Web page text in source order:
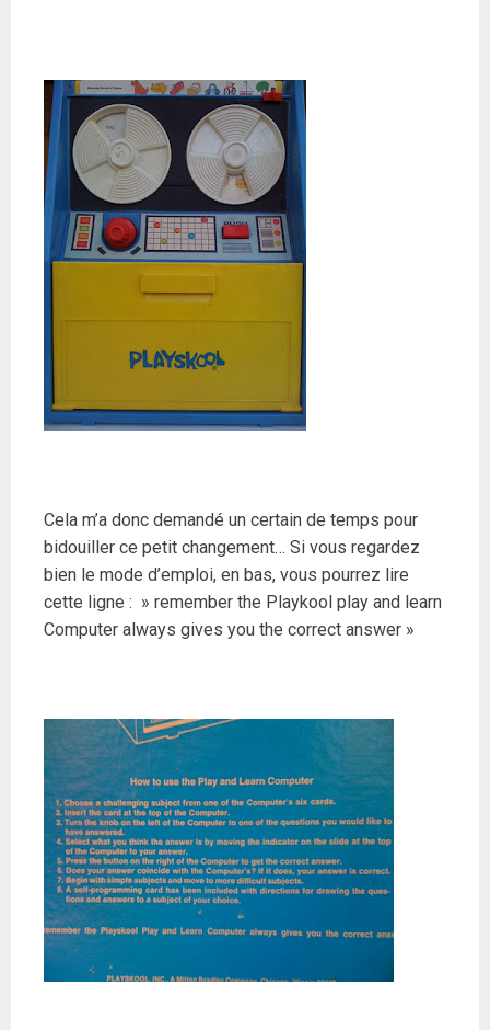
Cela m’a donc demandé un certain de temps pour
bidouiller ce petit changement… Si vous regardez
bien le mode d’emploi, en bas, vous pourrez lire
cette ligne : » remember the Playkool play and learn
Computer always gives you the correct answer »